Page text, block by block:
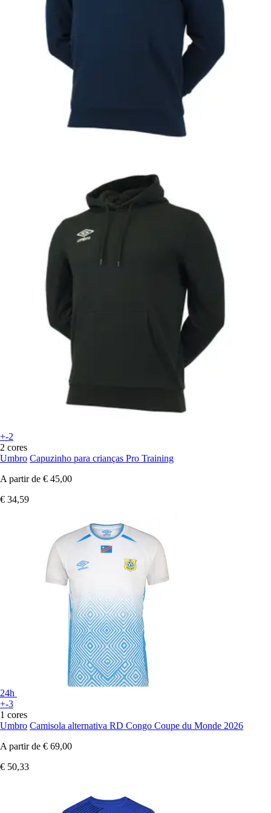
+-2
2 cores
Umbro Capuzinho para crianças Pro Training
A partir de € 45,00
€ 34,59
24h
+-3
1 cores
Umbro Camisola alternativa RD Congo Coupe du Monde 2026
A partir de € 69,00
€ 50,33